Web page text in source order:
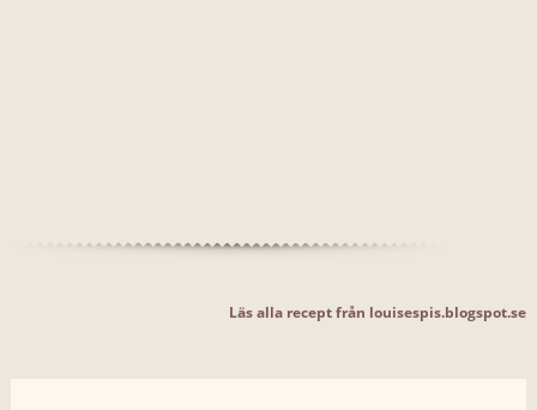
Läs alla recept från louisespis.blogspot.se